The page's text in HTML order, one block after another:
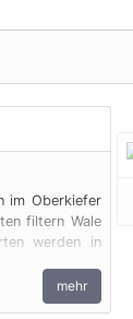
im Oberkiefer
filtern Wale
werden in
mehr